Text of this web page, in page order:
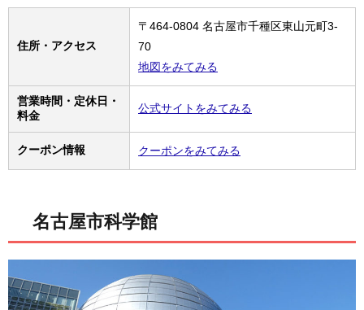
住所・アクセス
〒464-0804 名古屋市千種区東山元町3-
70
地図をみてみる
営業時間・定休日・
料金
公式サイトをみてみる
クーポン情報 クーポンをみてみる
名古屋市科学館